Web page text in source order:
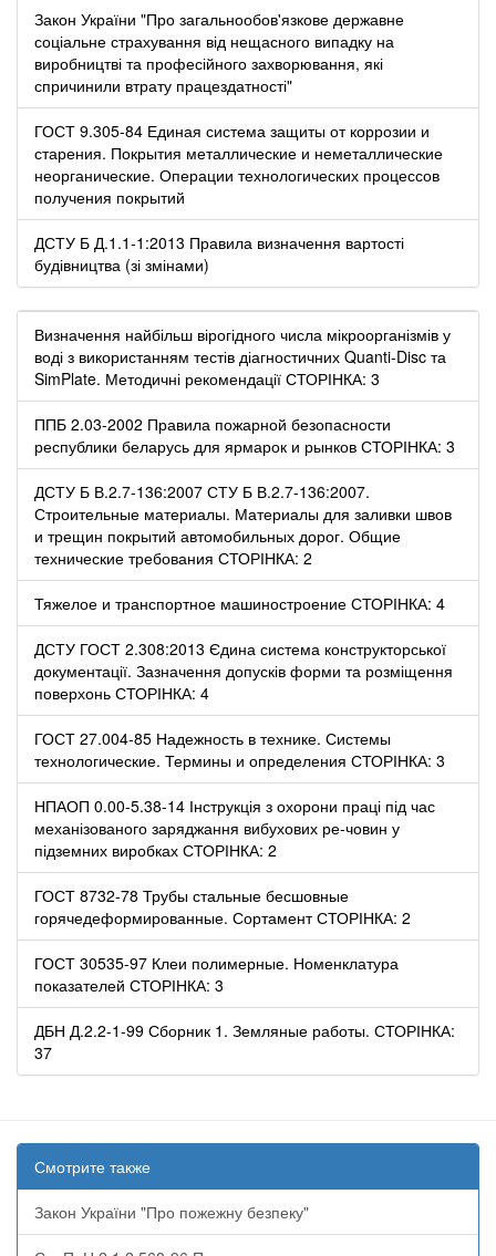
Закон України "Про загальнообов'язкове державне
соціальне страхування від нещасного випадку на
виробництві та професійного захворювання, які
спричинили втрату працездатності"
ГОСТ 9.305-84 Единая система защиты от коррозии и
старения. Покрытия металлические и неметаллические
неорганические. Операции технологических процессов
получения покрытий
ДСТУ Б Д.1.1-1:2013 Правила визначення вартості
будівництва (зі змінами)
Визначення найбільш вірогідного числа мікроорганізмів у
воді з використанням тестів діагностичних Quanti-Disc та
SimPlate. Методичні рекомендації СТОРІНКА: 3
ППБ 2.03-2002 Правила пожарной безопасности
республики беларусь для ярмарок и рынков СТОРІНКА: 3
ДСТУ Б В.2.7-136:2007 СТУ Б В.2.7-136:2007.
Строительные материалы. Материалы для заливки швов
и трещин покрытий автомобильных дорог. Общие
технические требования СТОРІНКА: 2
Тяжелое и транспортное машиностроение СТОРІНКА: 4
ДСТУ ГОСТ 2.308:2013 Єдина система конструкторської
документації. Зазначення допусків форми та розміщення
поверхонь СТОРІНКА: 4
ГОСТ 27.004-85 Надежность в технике. Системы
технологические. Термины и определения СТОРІНКА: 3
НПАОП 0.00-5.38-14 Інструкція з охорони праці під час
механізованого заряджання вибухових ре-човин у
підземних виробках СТОРІНКА: 2
ГОСТ 8732-78 Трубы стальные бесшовные
горячедеформированные. Сортамент СТОРІНКА: 2
ГОСТ 30535-97 Клеи полимерные. Номенклатура
показателей СТОРІНКА: 3
ДБН Д.2.2-1-99 Сборник 1. Земляные работы. СТОРІНКА:
37
Смотрите также
Закон України "Про пожежну безпеку"